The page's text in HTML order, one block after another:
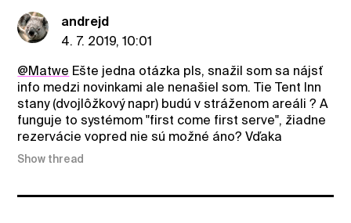
andrejd
4. 7. 2019, 10:01
@Matwe Ešte jedna otázka pls, snažil som sa nájsť
info medzi novinkami ale nenašiel som. Tie Tent Inn
stany (dvojlôžkový napr) budú v stráženom areáli ? A
funguje to systémom "first come first serve", žiadne
rezervácie vopred nie sú možné áno? Vďaka
Show thread